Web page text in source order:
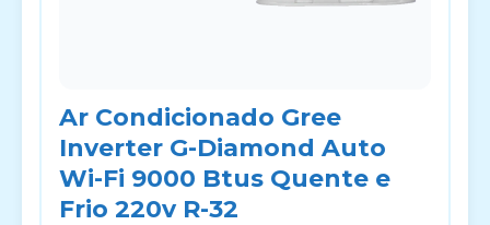
Ar Condicionado Gree
Inverter G-Diamond Auto
Wi-Fi 9000 Btus Quente e
Frio 220v R-32